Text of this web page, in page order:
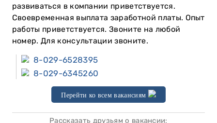
развиваться в компании приветствуется.
Своевременная выплата заработной платы. Опыт
работы приветствуется. Звоните на любой
номер. Для консультации звоните.
8-029-6528395
8-029-6345260
Перейти ко всем вакансиям
Рассказать друзьям о вакансии: